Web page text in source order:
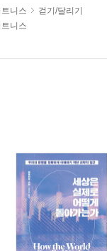
니스
걷기/달리기
니스